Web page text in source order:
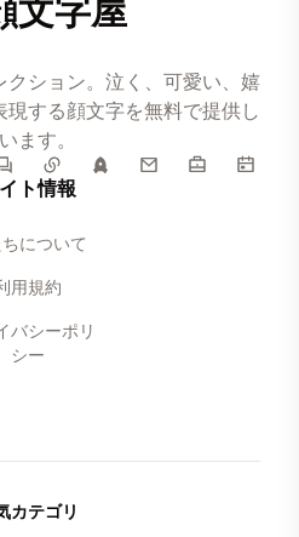
文字屋
クション。泣く、可愛い、嬉
現する顔文字を無料で提供し
ます。
ト情報
について
用規約
バシーポリ
シー
カテゴリ